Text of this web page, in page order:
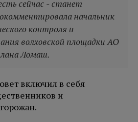
сейчас - станет
начальник
контроля и
волховской площадки АО
Ломаш.
включил в себя
и